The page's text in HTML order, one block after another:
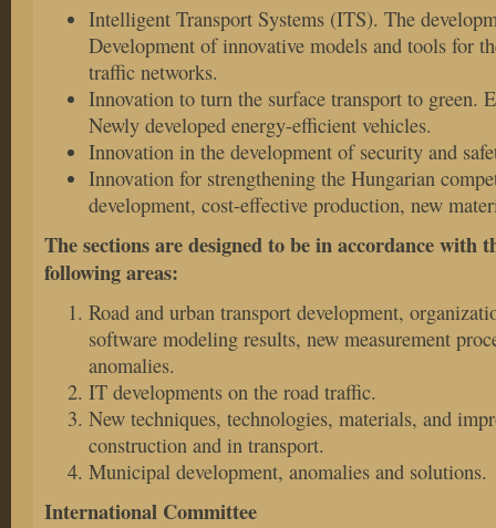
Intelligent Transport Systems (ITS). The
Development of innovative models and tools for
traffic networks.
Innovation to turn the surface transport to green.
Newly developed energy-efficient vehicles.
Innovation in the development of security and
Innovation for strengthening the Hungarian
development, cost-effective production, new
The sections are designed to be in accordance with
following areas:
Road and urban transport development,
software modeling results, new measurement
anomalies.
IT developments on the road traffic.
New techniques, technologies, materials, and
construction and in transport.
Municipal development, anomalies and solutions.
International Committee